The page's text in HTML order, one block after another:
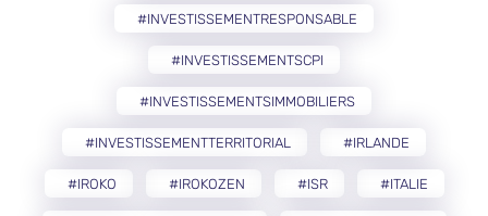
#INVESTISSEMENTRESPONSABLE
#INVESTISSEMENTSCPI
#INVESTISSEMENTSIMMOBILIERS
#INVESTISSEMENTTERRITORIAL #IRLANDE
#IROKO #IROKOZEN #ISR #ITALIE